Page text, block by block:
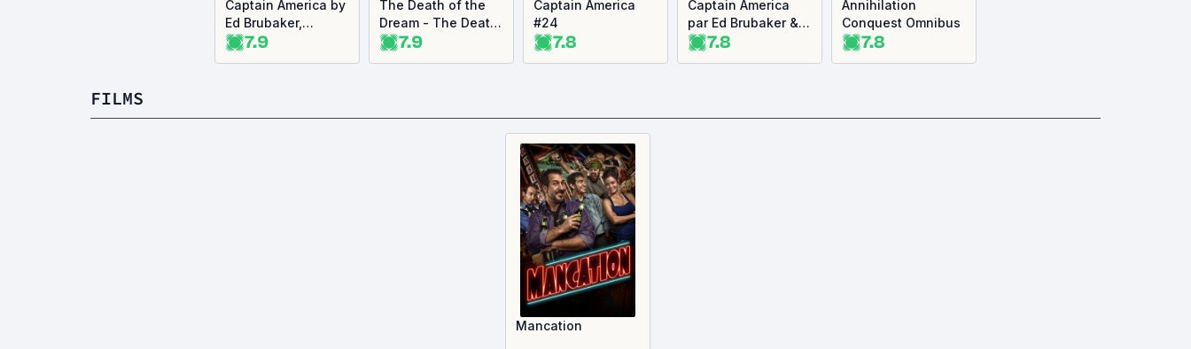
Captain America by
Ed Brubaker,
Volume 1
7.9
The Death of the
Dream - The Death
of Captain America,
7.9
Captain America
#24
7.8
Captain America
par Ed Brubaker &
Steve Epting, tome
7.8
Annihilation
Conquest Omnibus
7.8
FILMS
Mancation